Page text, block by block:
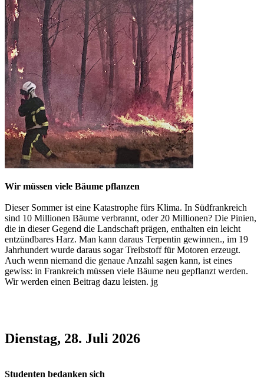
Wir müssen viele Bäume pflanzen
Dieser Sommer ist eine Katastrophe fürs Klima. In Südfrankreich
sind 10 Millionen Bäume verbrannt, oder 20 Millionen? Die Pinien,
die in dieser Gegend die Landschaft prägen, enthalten ein leicht
entzündbares Harz. Man kann daraus Terpentin gewinnen., im 19
Jahrhundert wurde daraus sogar Treibstoff für Motoren erzeugt.
Auch wenn niemand die genaue Anzahl sagen kann, ist eines
gewiss: in Frankreich müssen viele Bäume neu gepflanzt werden.
Wir werden einen Beitrag dazu leisten. jg
Dienstag, 28. Juli 2026
Studenten bedanken sich